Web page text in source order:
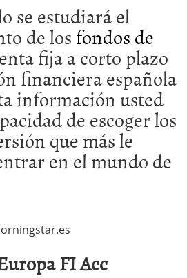
se estudiará el
de losfondos de
fija a corto plazo
financiera española
información usted
de escoger los
que más le
en el mundo de
FI Acc